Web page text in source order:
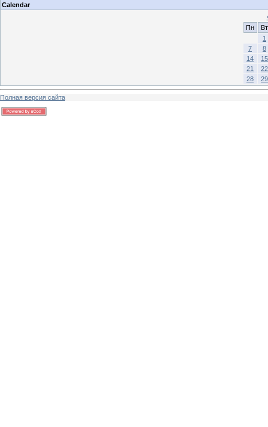
Calendar
Пн
Вт
1
7
8
14
15
21
22
28
29
Полная версия сайта